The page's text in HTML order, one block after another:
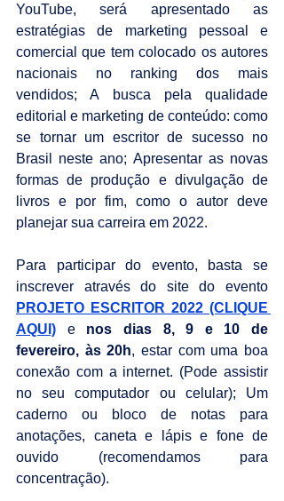
YouTube, será apresentado as
estratégias de marketing pessoal e
comercial que tem colocado os autores
nacionais no ranking dos mais
vendidos; A busca pela qualidade
editorial e marketing de conteúdo: como
se tornar um escritor de sucesso no
Brasil neste ano; Apresentar as novas
formas de produção e divulgação de
livros e por fim, como o autor deve
planejar sua carreira em 2022.
Para participar do evento, basta se
PROJETO ESCRITOR 2022 (CLIQUE
AQUI) e nos dias 8, 9 e 10 de
fevereiro, às 20h, estar com uma boa
conexão com a internet. (Pode assistir
no seu computador ou celular); Um
caderno ou bloco de notas para
anotações, caneta e lápis e fone de
ouvido (recomendamos para
concentração).